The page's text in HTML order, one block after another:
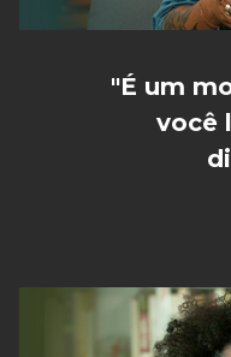
"É um
você